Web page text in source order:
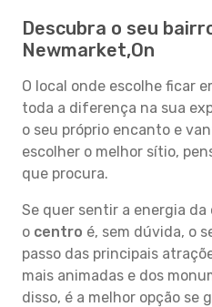
Descubra o seu
Newmarket,On
O local onde escolhe ficar
toda a diferença na sua
o seu próprio encanto e
escolher o melhor sítio,
que procura.
Se quer sentir a energia
o centro é, sem dúvida, o
passo das principais
mais animadas e dos
disso, é a melhor opção se